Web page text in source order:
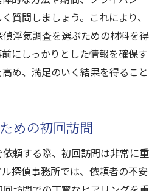
質問しましょう。これにより、
浮気調査を選ぶための材料を得
にしっかりとした情報を確保す
め、満足のいく結果を得ること
めの初回訪問
頼する際、初回訪問は非常に重
探偵事務所では、依頼者の不安